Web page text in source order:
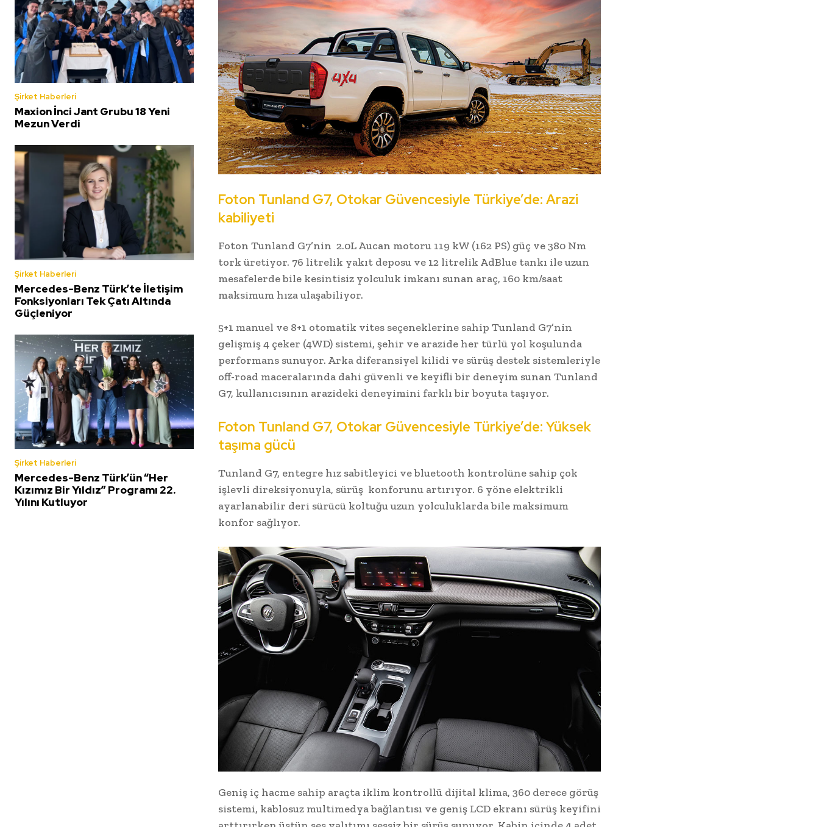
Şirket Haberleri
Maxion İnci Jant Grubu 18 Yeni
Mezun Verdi
Şirket Haberleri
Mercedes-Benz Türk’te İletişim
Fonksiyonları Tek Çatı Altında
Güçleniyor
Şirket Haberleri
Mercedes-Benz Türk’ün “Her
Kızımız Bir Yıldız” Programı 22.
Yılını Kutluyor
Foton Tunland G7, Otokar Güvencesiyle Türkiye’de: Arazi
kabiliyeti
Foton Tunland G7’nin 2.0L Aucan motoru 119 kW (162 PS) güç ve 380 Nm
tork üretiyor. 76 litrelik yakıt deposu ve 12 litrelik AdBlue tankı ile uzun
mesafelerde bile kesintisiz yolculuk imkanı sunan araç, 160 km/saat
maksimum hıza ulaşabiliyor.
5+1 manuel ve 8+1 otomatik vites seçeneklerine sahip Tunland G7’nin
gelişmiş 4 çeker (4WD) sistemi, şehir ve arazide her türlü yol koşulunda
performans sunuyor. Arka diferansiyel kilidi ve sürüş destek sistemleriyle
off-road maceralarında dahi güvenli ve keyifli bir deneyim sunan Tunland
G7, kullanıcısının arazideki deneyimini farklı bir boyuta taşıyor.
Foton Tunland G7, Otokar Güvencesiyle Türkiye’de: Yüksek
taşıma gücü
Tunland G7, entegre hız sabitleyici ve bluetooth kontrolüne sahip çok
işlevli direksiyonuyla, sürüş konforunu artırıyor. 6 yöne elektrikli
ayarlanabilir deri sürücü koltuğu uzun yolculuklarda bile maksimum
konfor sağlıyor.
Geniş iç hacme sahip araçta iklim kontrollü dijital klima, 360 derece görüş
sistemi, kablosuz multimedya bağlantısı ve geniş LCD ekranı sürüş keyifini